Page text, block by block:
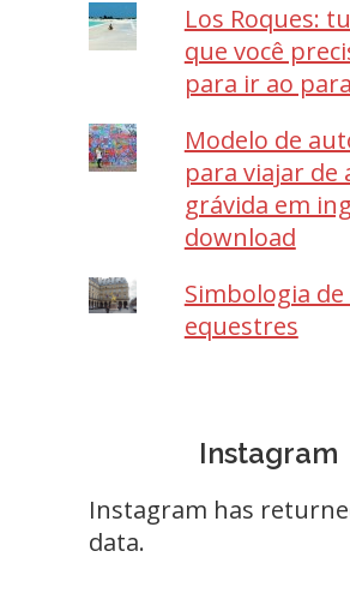
Los Roques:
que você
para ir ao
Modelo de
para viajar de
grávida em
download
Simbologia
equestres
Instagram
Instagram has
data.